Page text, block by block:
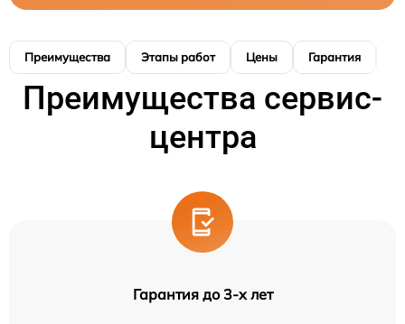
Преимущества Этапы работ Цены Гарантия
Преимущества сервис-
центра
Гарантия до 3-х лет